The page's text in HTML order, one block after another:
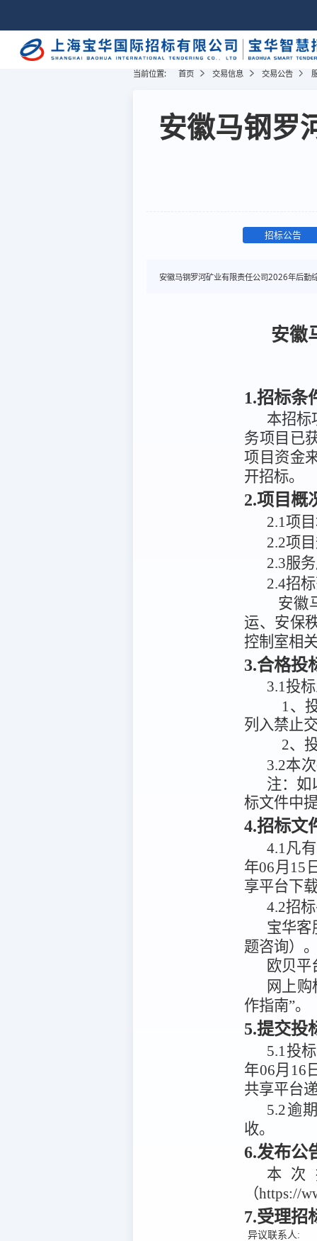
当前位置: 首页 交易信息 交易公告
安徽马钢罗
招标公告
安徽马钢罗河矿业有限责任公司2026年后勤
安徽
1.招标条
本招标
务项目 已
项目资金
开招标。
2.项目概
2.1项
2.2项
2.3服
2.4招
安徽
运、安保
控制室相
3.合格投
3.1投
1、
列入禁止
2、
3.2本
注： 如
标文件中
4.招标文
4.1凡
年06月15
享平台下
4.2招
宝华客
题咨询）
欧贝平
网上
作指南”。
5.提交投
5.1投
年06月16
共享平台
5.2逾
收。
6.发布公
本
（https://
7.受理招
异议联系人: